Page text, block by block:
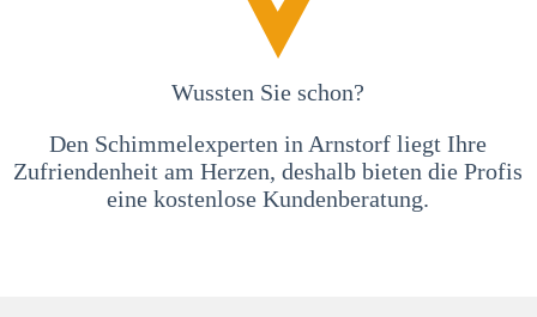
Wussten Sie schon?
Den Schimmelexperten in Arnstorf liegt Ihre
Zufriendenheit am Herzen, deshalb bieten die Profis
eine kostenlose Kundenberatung.